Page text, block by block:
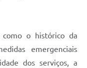
como o histórico da
emergenciais
dos serviços, a